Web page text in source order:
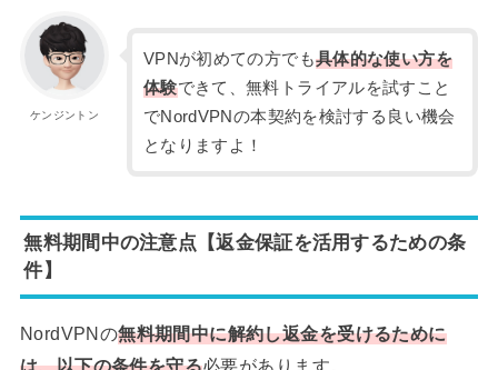
ケンジントン
VPNが初めての方でも具体的な使い方を
体験できて、無料トライアルを試すこと
でNordVPNの本契約を検討する良い機会
となりますよ！
無料期間中の注意点【返金保証を活用するための条
件】
NordVPNの無料期間中に解約し返金を受けるために
は、以下の条件を守る必要があります。